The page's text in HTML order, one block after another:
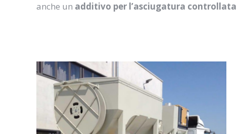
anche un additivo per l’asciugatura controllata